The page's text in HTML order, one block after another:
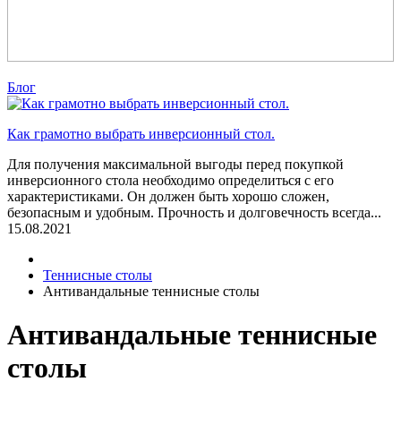
Блог
Как грамотно выбрать инверсионный стол.
Для получения максимальной выгоды перед покупкой
инверсионного стола необходимо определиться с его
характеристиками. Он должен быть хорошо сложен,
безопасным и удобным. Прочность и долговечность всегда...
15.08.2021
Теннисные столы
Антивандальные теннисные столы
Антивандальные теннисные
столы